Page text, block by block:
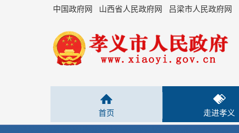
中国政府网 山西省人民政府网 吕梁市人民政府网
首页 走进孝义